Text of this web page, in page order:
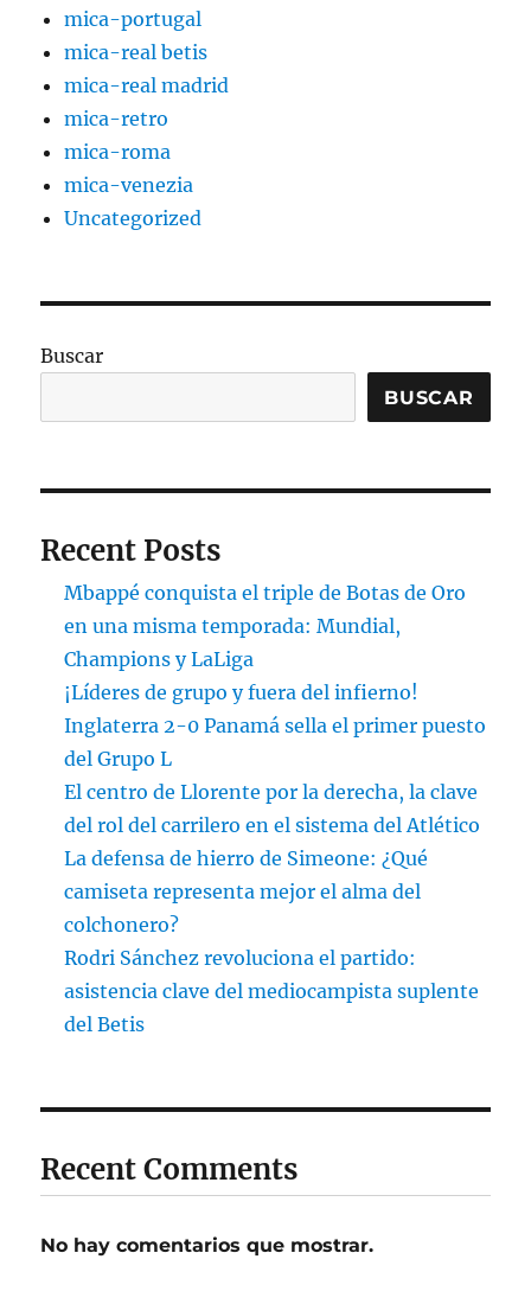
mica-portugal
mica-real betis
mica-real madrid
mica-retro
mica-roma
mica-venezia
Uncategorized
Buscar
BUSCAR
Recent Posts
Mbappé conquista el triple de Botas de Oro
en una misma temporada: Mundial,
Champions y LaLiga
¡Líderes de grupo y fuera del infierno!
Inglaterra 2-0 Panamá sella el primer puesto
del Grupo L
El centro de Llorente por la derecha, la clave
del rol del carrilero en el sistema del Atlético
La defensa de hierro de Simeone: ¿Qué
camiseta representa mejor el alma del
colchonero?
Rodri Sánchez revoluciona el partido:
asistencia clave del mediocampista suplente
del Betis
Recent Comments
No hay comentarios que mostrar.